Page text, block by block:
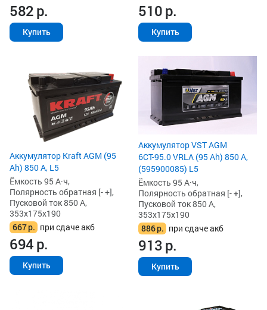
582р.
Купить
510р.
Купить
Аккумулятор Kraft AGM (95
Ah) 850 А, L5
Ёмкость 95 А·ч,
Полярность обратная [- +],
Пусковой ток 850 А,
353x175x190
667р. при сдаче акб
694р.
Купить
Аккумулятор VST AGM
6СТ-95.0 VRLA (95 Ah) 850 А,
(595900085) L5
Ёмкость 95 А·ч,
Полярность обратная [- +],
Пусковой ток 850 А,
353x175x190
886р. при сдаче акб
913р.
Купить